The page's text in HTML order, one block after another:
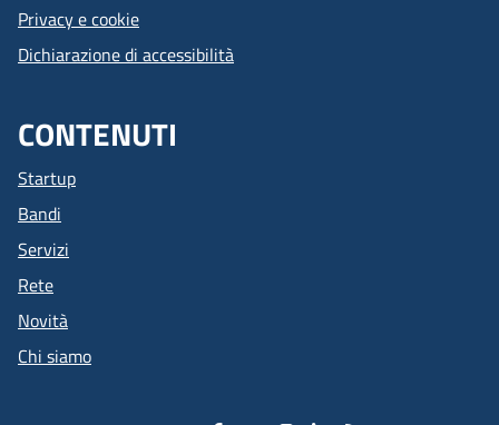
Privacy e cookie
Dichiarazione di accessibilità
CONTENUTI
Startup
Bandi
Servizi
Rete
Novità
Chi siamo